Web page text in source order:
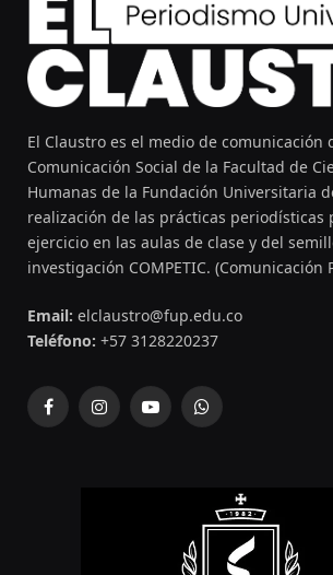
El Claustro es el medio de comunicación
Comunicación Social de la Facultad de
Humanas de la Fundación Universitaria
realización de las prácticas periodísticas
ejercicio en las aulas de clase y del
investigación COMPETIC. (Comunicación
Email: elclaustro@fup.edu.co
Teléfono: +57 3128220237
FacebookInstagramYouTubeWhatsApp